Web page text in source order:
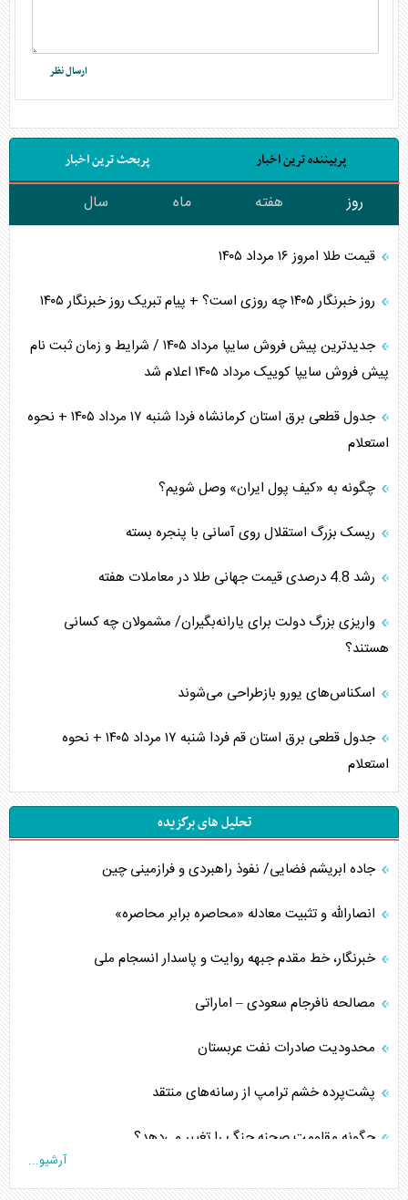
پربیننده ترین اخبار پربحث ترین اخبار
روز هفته ماه سال
قیمت طلا امروز ۱۶ مرداد ۱۴۰۵
روز خبرنگار ۱۴۰۵ چه روزی است؟ + پیام تبریک روز خبرنگار ۱۴۰۵
جدیدترین پیش فروش سایپا مرداد ۱۴۰۵ / شرایط و زمان ثبت نام
پیش فروش سایپا کوییک مرداد ۱۴۰۵ اعلام شد
جدول قطعی برق استان کرمانشاه فردا شنبه ۱۷ مرداد ۱۴۰۵ + نحوه
استعلام
چگونه به «کیف پول ایران» وصل شویم؟
ریسک بزرگ استقلال روی آسانی با پنجره بسته
رشد 4.8 درصدی قیمت جهانی طلا در معاملات هفته
واریزی بزرگ دولت برای یارانه‌بگیران/ مشمولان چه کسانی
هستند؟
اسکناس‌های یورو بازطراحی می‌شوند
جدول قطعی برق استان قم فردا شنبه ۱۷ مرداد ۱۴۰۵ + نحوه
استعلام
تحلیل های برگزیده
جاده ابریشم فضایی/ نفوذ راهبردی و فرازمینی چین
انصارالله و تثبیت معادله «محاصره برابر محاصره»
خبرنگار، خط مقدم جبهه روایت و پاسدار انسجام ملی
مصالحه نافرجام سعودی – اماراتی
محدودیت صادرات نفت عربستان
پشت‌پرده خشم ترامپ از رسانه‌های منتقد
چگونه مقاومت صحنه جنگ را تغییر می‌دهد؟
جنگ رمضان و معضل حضور نظامیان آمریکایی
آرشیو...